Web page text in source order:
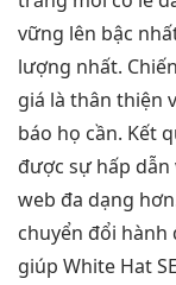
vững lên bậc
lượng nhất.
giá là thân thiện
báo họ cần. Kết
được sự hấp
web đa dạng
chuyển đổi
giúp White Hat